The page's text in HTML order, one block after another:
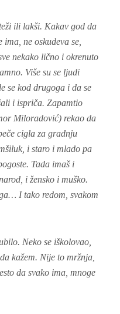
ili lakši. Kakav god da
ne oskudeva se,
nekako lično i okrenuto
Više su se ljudi
se kod drugoga i da se
i ispriča. Zapamtio
Miloradović) rekao da
cigla za gradnju
i staro i mlado pa
Tada imaš i
i žensko i muško.
I tako redom, svakom
Neko se iškolovao,
kažem. Nije to mržnja,
da svako ima, mnoge